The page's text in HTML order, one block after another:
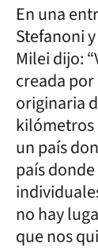
En una
Stefanoni
Milei dijo:
creada
originaria
kilómetros
un país
país
no hay
que nos